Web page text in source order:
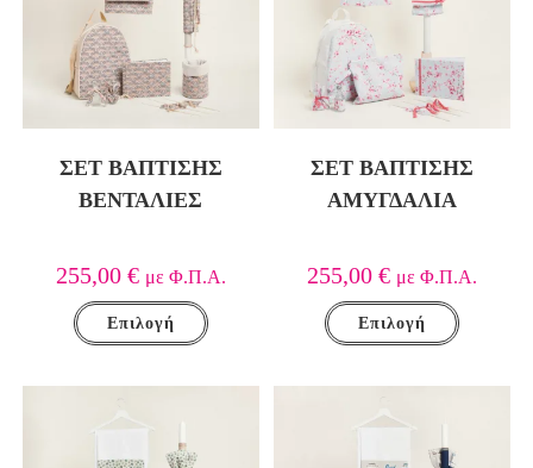
ΣΕΤ ΒΑΠΤΙΣΗΣ
ΒΕΝΤΑΛΙΕΣ
255,00 € με Φ.Π.Α.
Επιλογή
ΣΕΤ ΒΑΠΤΙΣΗΣ
ΑΜΥΓΔΑΛΙΑ
255,00€ με Φ.Π.Α.
Επιλογή